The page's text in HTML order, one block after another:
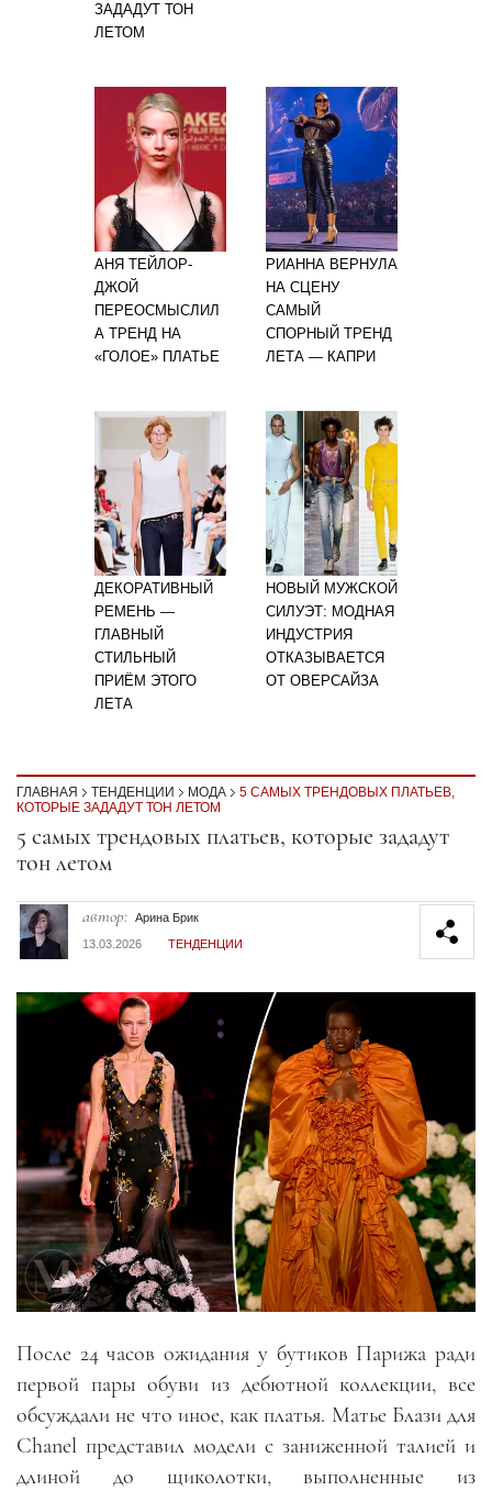
ЗАДАДУТ ТОН
ЛЕТОМ
АНЯ ТЕЙЛОР-
ДЖОЙ
ПЕРЕОСМЫСЛИЛ
А ТРЕНД НА
«ГОЛОЕ» ПЛАТЬЕ
РИАННА ВЕРНУЛА
НА СЦЕНУ
САМЫЙ
СПОРНЫЙ ТРЕНД
ЛЕТА — КАПРИ
ДЕКОРАТИВНЫЙ
РЕМЕНЬ —
ГЛАВНЫЙ
СТИЛЬНЫЙ
ПРИЁМ ЭТОГО
ЛЕТА
НОВЫЙ МУЖСКОЙ
СИЛУЭТ: МОДНАЯ
ИНДУСТРИЯ
ОТКАЗЫВАЕТСЯ
ОТ ОВЕРСАЙЗА
ГЛАВНАЯ ТЕНДЕНЦИИ МОДА
5 САМЫХ ТРЕНДОВЫХ ПЛАТЬЕВ,
КОТОРЫЕ ЗАДАДУТ ТОН ЛЕТОМ
Секция статей
5 самых трендовых платьев, которые зададут
тон летом
автор: Арина Брик
13.03.2026
ТЕНДЕНЦИИ
После 24 часов ожидания у бутиков Парижа ради
первой пары обуви из дебютной коллекции, все
обсуждали не что иное, как платья. Матье Блази для
Chanel представил модели с заниженной талией и
длиной до щиколотки, выполненные из